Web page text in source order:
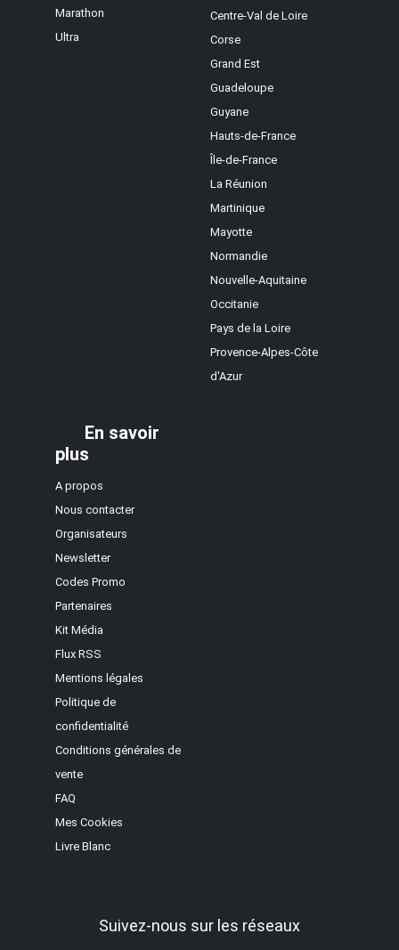
Marathon
Ultra
Centre-Val de Loire
Corse
Grand Est
Guadeloupe
Guyane
Hauts-de-France
Île-de-France
La Réunion
Martinique
Mayotte
Normandie
Nouvelle-Aquitaine
Occitanie
Pays de la Loire
Provence-Alpes-Côte
d'Azur
En savoir
plus
A propos
Nous contacter
Organisateurs
Newsletter
Codes Promo
Partenaires
Kit Média
Flux RSS
Mentions légales
Politique de
confidentialité
Conditions générales de
vente
FAQ
Mes Cookies
Livre Blanc
Suivez-nous sur les réseaux